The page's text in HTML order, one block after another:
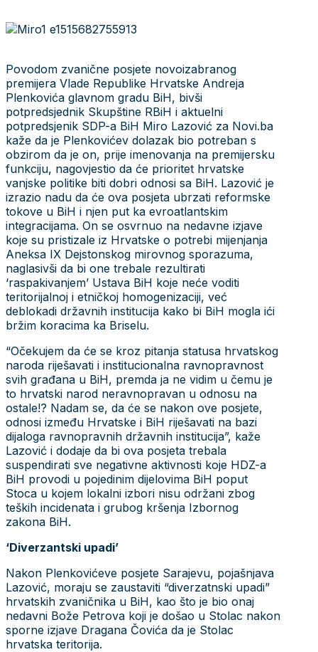
Povodom zvanične posjete novoizabranog
premijera Vlade Republike Hrvatske Andreja
Plenkovića glavnom gradu BiH, bivši
potpredsjednik Skupštine RBiH i aktuelni
potpredsjenik SDP-a BiH Miro Lazović za Novi.ba
kaže da je Plenkovićev dolazak bio potreban s
obzirom da je on, prije imenovanja na premijersku
funkciju, nagovjestio da će prioritet hrvatske
vanjske politike biti dobri odnosi sa BiH. Lazović je
izrazio nadu da će ova posjeta ubrzati reformske
tokove u BiH i njen put ka evroatlantskim
integracijama. On se osvrnuo na nedavne izjave
koje su pristizale iz Hrvatske o potrebi mijenjanja
Aneksa IX Dejstonskog mirovnog sporazuma,
naglasivši da bi one trebale rezultirati
‘raspakivanjem’ Ustava BiH koje neće voditi
teritorijalnoj i etničkoj homogenizaciji, već
deblokadi državnih institucija kako bi BiH mogla ići
bržim koracima ka Briselu.
“Očekujem da će se kroz pitanja statusa hrvatskog
naroda riješavati i institucionalna ravnopravnost
svih građana u BiH, premda ja ne vidim u čemu je
to hrvatski narod neravnopravan u odnosu na
ostale!? Nadam se, da će se nakon ove posjete,
odnosi između Hrvatske i BiH riješavati na bazi
dijaloga ravnopravnih državnih institucija”, kaže
Lazović i dodaje da bi ova posjeta trebala
suspendirati sve negativne aktivnosti koje HDZ-a
BiH provodi u pojedinim dijelovima BiH poput
Stoca u kojem lokalni izbori nisu održani zbog
teških incidenata i grubog kršenja Izbornog
zakona BiH.
‘Diverzantski upadi’
Nakon Plenkovićeve posjete Sarajevu, pojašnjava
Lazović, moraju se zaustaviti “diverzatnski upadi”
hrvatskih zvaničnika u BiH, kao što je bio onaj
nedavni Bože Petrova koji je došao u Stolac nakon
sporne izjave Dragana Čovića da je Stolac
hrvatska teritorija.